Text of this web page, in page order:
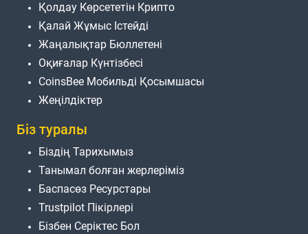
Қолдау Көрсететін Крипто
Қалай Жұмыс Істейді
Жаңалықтар Бюллетені
Оқиғалар Күнтізбесі
CoinsBee Мобильді Қосымшасы
Жеңілдіктер
Біз туралы
Біздің Тарихымыз
Танымал болған жерлеріміз
Баспасөз Ресурстары
Trustpilot Пікірлері
Бізбен Серіктес Бол